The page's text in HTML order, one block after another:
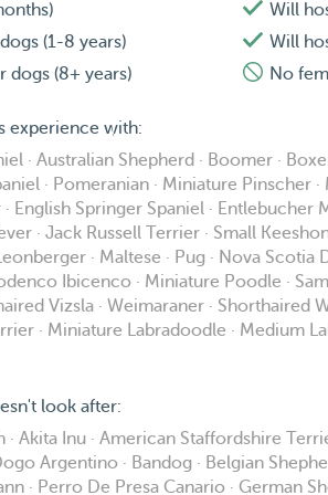
, whom isn’t very fond of dogs, but gets
way. We don't take care of dogs who
and children farm), hamsters and
care of dogs below the age of 1
these dogs and love to cuddle your
(1-8 years)
dogs (8+ years)
Will
Will
No
experience with:
· Australian Shepherd · Boomer ·
· Pomeranian · Miniature Pinscher
· English Springer Spaniel · Entlebucher
· Jack Russell Terrier · Small
· Maltese · Pug · Nova
Ibicenco · Miniature Poodle ·
Vizsla · Weimaraner · Shorthaired
· Miniature Labradoodle · Medium
look after:
· Akita Inu · American Staffordshire
Argentino · Bandog · Belgian
· Perro De Presa Canario · German